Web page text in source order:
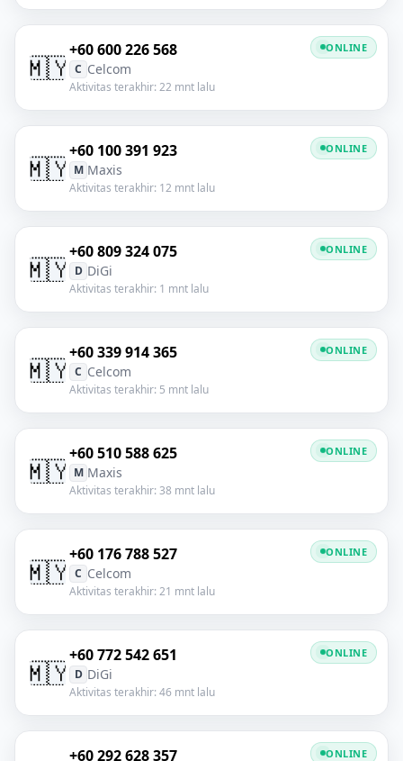
🇲🇾
+60 600 226 568
C Celcom
Aktivitas terakhir: 22 mnt lalu
ONLINE
🇲🇾
+60 100 391 923
M Maxis
Aktivitas terakhir: 12 mnt lalu
ONLINE
🇲🇾
+60 809 324 075
D DiGi
Aktivitas terakhir: 1 mnt lalu
ONLINE
🇲🇾
+60 339 914 365
C Celcom
Aktivitas terakhir: 5 mnt lalu
ONLINE
🇲🇾
+60 510 588 625
M Maxis
Aktivitas terakhir: 38 mnt lalu
ONLINE
🇲🇾
+60 176 788 527
C Celcom
Aktivitas terakhir: 21 mnt lalu
ONLINE
🇲🇾
+60 772 542 651
D DiGi
Aktivitas terakhir: 46 mnt lalu
ONLINE
+60 292 628 357 ONLINE